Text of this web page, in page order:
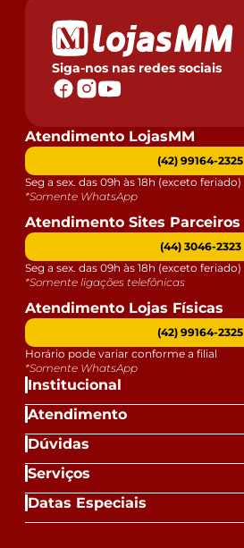
Siga-nos nas redes sociais
Institucional
Atendimento
Dúvidas
Serviços
Datas Especiais
Atendimento LojasMM
(42) 99164-2325
Seg a sex. das 09h às 18h (exceto feriado)
*Somente WhatsApp
Atendimento Sites Parceiros
(44) 3046-2323
Seg a sex. das 09h às 18h (exceto feriado)
*Somente ligações telefônicas
Atendimento Lojas Físicas
(42) 99164-2325
Horário pode variar conforme a filial
*Somente WhatsApp